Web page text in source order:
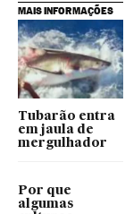
MAIS INFORMAÇÕES
Tubarão entra
em jaula de
mergulhador
Por que
algumas